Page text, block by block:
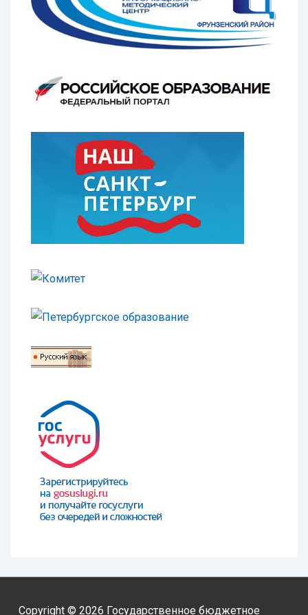
Copyright © 2026 Государственное бюджетное